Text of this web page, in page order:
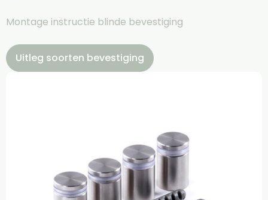
Montage instructie blinde bevestiging
Uitleg soorten bevestiging